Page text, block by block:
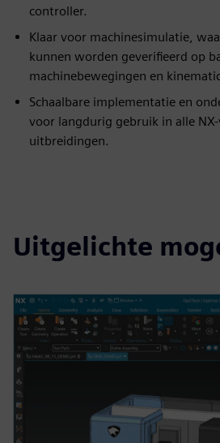
controller.
Klaar voor machinesimulatie,
kunnen worden geverifieerd op
machinebewegingen en
Schaalbare implementatie en
voor langdurig gebruik in alle
uitbreidingen.
Uitgelichte